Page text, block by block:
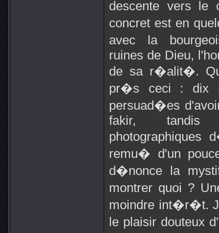
descente vers
concret est en
avec la
ruines de Dieu,
de sa r�alit�.
pr�s ceci : dix
persuad�es
fakir, tandis
photographiques
remu� d'un
d�nonce la
montrer quoi ?
moindre int�r�t.
le plaisir douteux